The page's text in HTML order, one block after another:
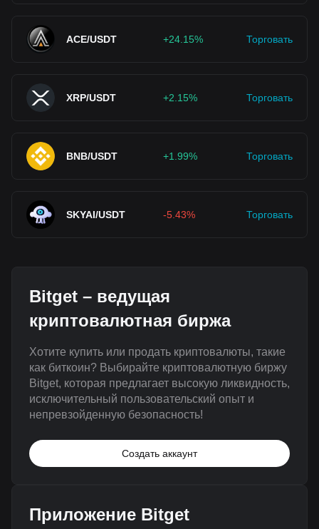
ACE/USDT +24.15% Торговать
XRP/USDT +2.15% Торговать
BNB/USDT +1.99% Торговать
SKYAI/USDT -5.43% Торговать
Bitget – ведущая
криптовалютная биржа
Хотите купить или продать криптовалюты, такие
как биткоин? Выбирайте криптовалютную биржу
Bitget, которая предлагает высокую ликвидность,
исключительный пользовательский опыт и
непревзойденную безопасность!
Создать аккаунт
Приложение Bitget